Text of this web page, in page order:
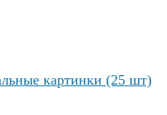
картинки (25 шт)